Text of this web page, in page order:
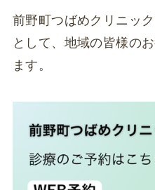
前野町つばめクリニッ
として、地域の皆様の
ます。